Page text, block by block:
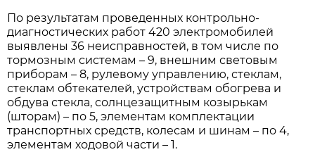
По результатам проведенных контрольно-
диагностических работ 420 электромобилей
выявлены 36 неисправностей, в том числе по
тормозным системам – 9, внешним световым
приборам – 8, рулевому управлению, стеклам,
стеклам обтекателей, устройствам обогрева и
обдува стекла, солнцезащитным козырькам
(шторам) – по 5, элементам комплектации
транспортных средств, колесам и шинам – по 4,
элементам ходовой части – 1.